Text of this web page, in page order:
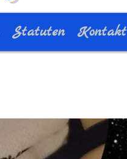
Statuten Kontakt